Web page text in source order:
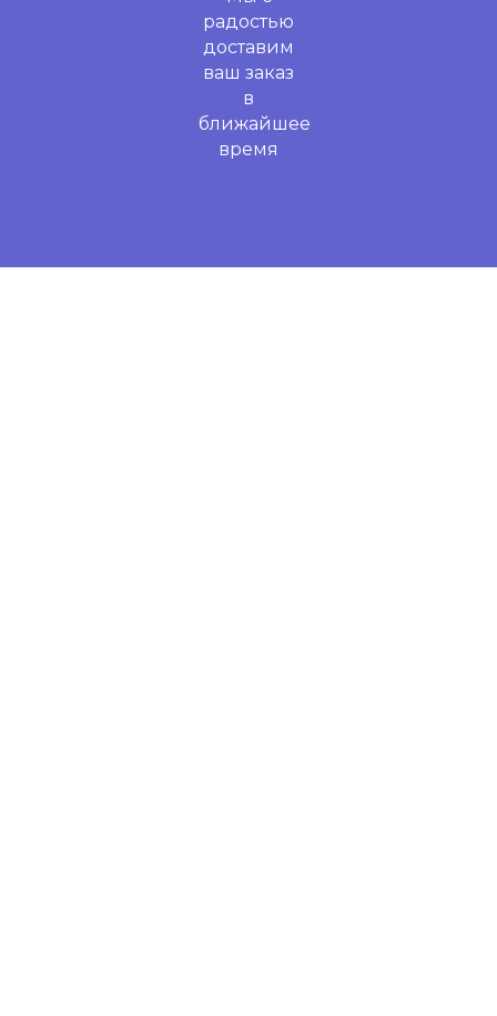
радостью
доставим
ваш заказ
в
ближайшее
время